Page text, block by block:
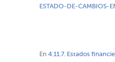
ESTADO-DE-CAMBIOS-
En 4.11.7. Estados